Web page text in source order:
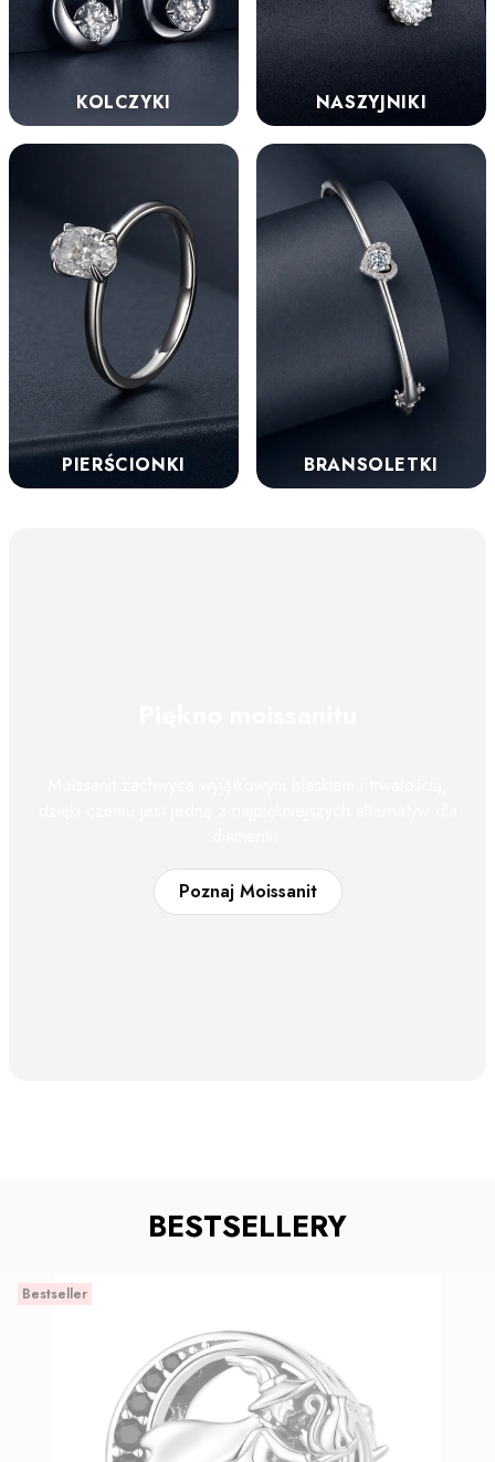
KOLCZYKI NASZYJNIKI
PIERŚCIONKI BRANSOLETKI
Poznaj Moissanit
BESTSELLERY
Bestseller